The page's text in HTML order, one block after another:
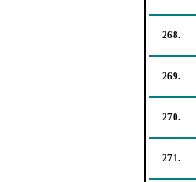
268.
269.
270.
271.